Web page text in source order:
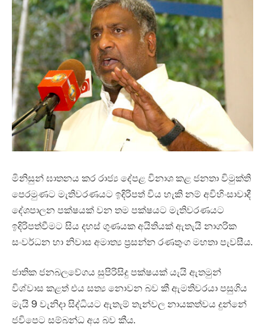
මිනිසුන් ඝාතනය කර රාජ්‍ය දේපළ විනාශ කළ ජනතා විමුක්ති
පෙරමුණට මැතිවරණයට ඉදිරිපත් විය හැකි නම් අවිහිංසාවාදී
දේශපාලන පක්ෂයක් වන තම පක්ෂයට මැතිවරණයට
ඉදිරිපත්වීමට සිය දහස් ගුණයක අයිතියක් ඇතැයි නාගරික
සංවර්ධන හා නිවාස අමාත්‍ය ප්‍රසන්න රණතුංග මහතා පැවසීය.
ජාතික ජනබලවේගය සුපිරිසිදු පක්ෂයක් යැයි ඇතමුන්
විශ්වාස කළත් එය සත්‍ය නොවන බව කී ඇමතිවරයා පසුගිය
මැයි 9 වැනිදා සිද්ධියට ඇතැම් තැන්වල නායකත්වය දුන්නේ
ජවිපෙට සම්බන්ධ අය බව කීය.